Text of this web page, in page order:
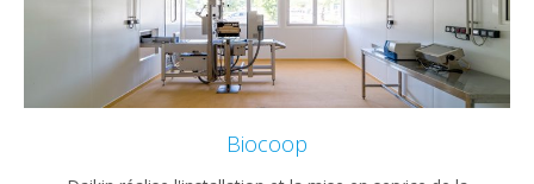
Biocoop